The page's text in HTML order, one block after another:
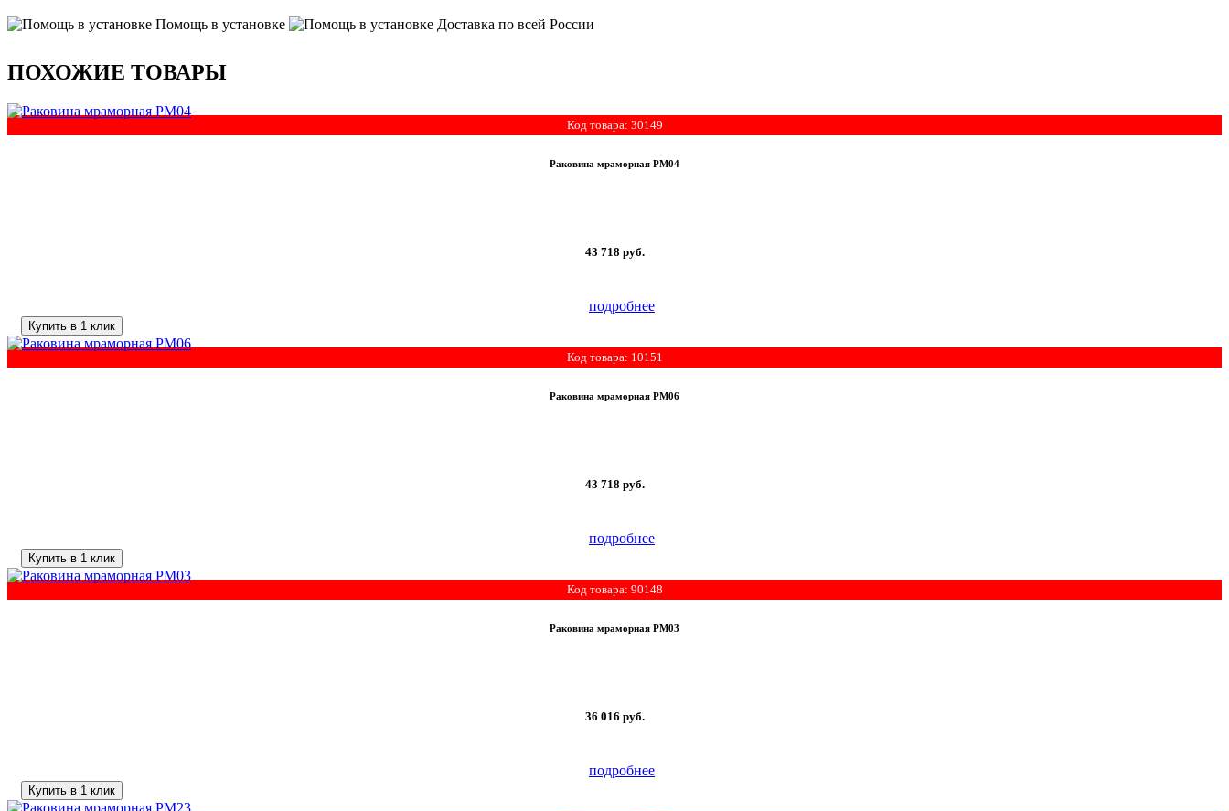
Помощь в установке Доставка по всей России
ПОХОЖИЕ ТОВАРЫ
Код товара: 30149
Раковина мраморная РМ04
43 718 руб.
подробнее
Купить в 1 клик
Код товара: 10151
Раковина мраморная РМ06
43 718 руб.
подробнее
Купить в 1 клик
Код товара: 90148
Раковина мраморная РМ03
36 016 руб.
подробнее
Купить в 1 клик